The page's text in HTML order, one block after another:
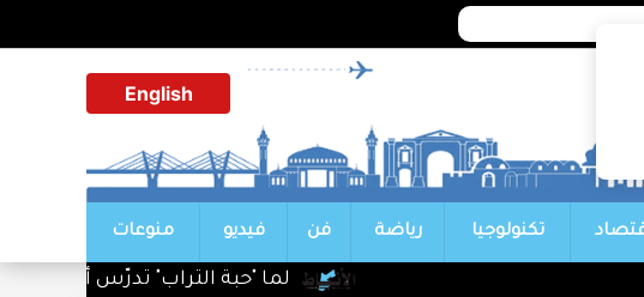
English
تكنولوجيا رياضة فن فيديو منوعات
لما "حبة التراب" تدرّس أباطرة